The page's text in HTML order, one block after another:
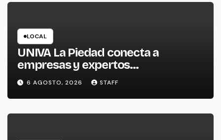
LOCAL
UNIVA La Piedad conecta a
empresas y expertos
internacionales para impulsar la
productividad empresarial
6 AGOSTO, 2026 STAFF